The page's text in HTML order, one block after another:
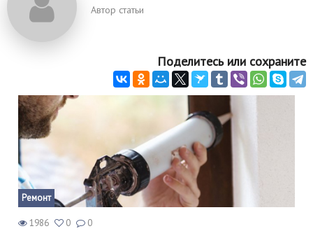
Автор статьи
Поделитесь или сохраните
Ремонт
1986 0 0